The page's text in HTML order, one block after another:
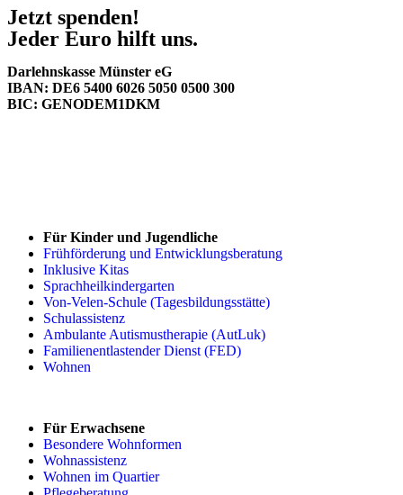
Jetzt spenden!
Jeder Euro hilft uns.
Darlehnskasse Münster eG
IBAN: DE6 5400 6026 5050 0500 300
BIC: GENODEM1DKM
Für Kinder und Jugendliche
Frühförderung und Entwicklungsberatung
Inklusive Kitas
Sprachheilkindergarten
Von-Velen-Schule (Tagesbildungsstätte)
Schulassistenz
Ambulante Autismustherapie (AutLuk)
Familienentlastender Dienst (FED)
Wohnen
Für Erwachsene
Besondere Wohnformen
Wohnassistenz
Wohnen im Quartier